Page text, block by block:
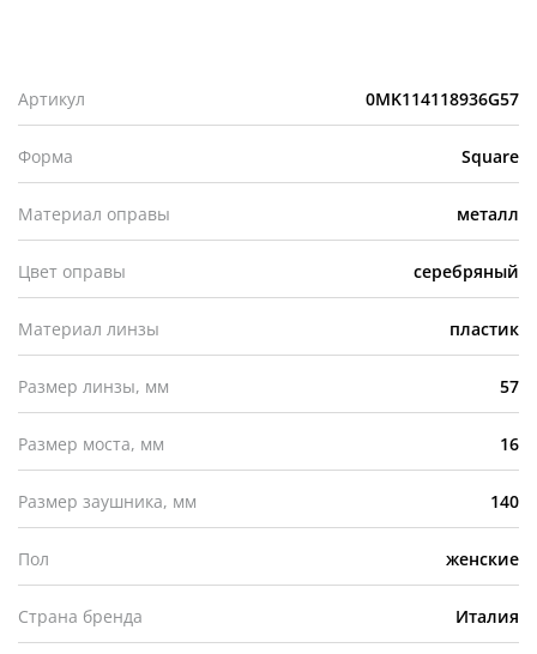
Артикул 0MK114118936G57
Форма Square
Материал оправы металл
Цвет оправы серебряный
Материал линзы пластик
Размер линзы, мм 57
Размер моста, мм 16
Размер заушника, мм 140
Пол женские
Страна бренда Италия